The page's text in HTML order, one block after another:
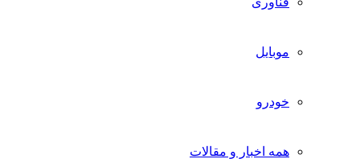
موبایل
خودرو
همه اخبار و مقالات